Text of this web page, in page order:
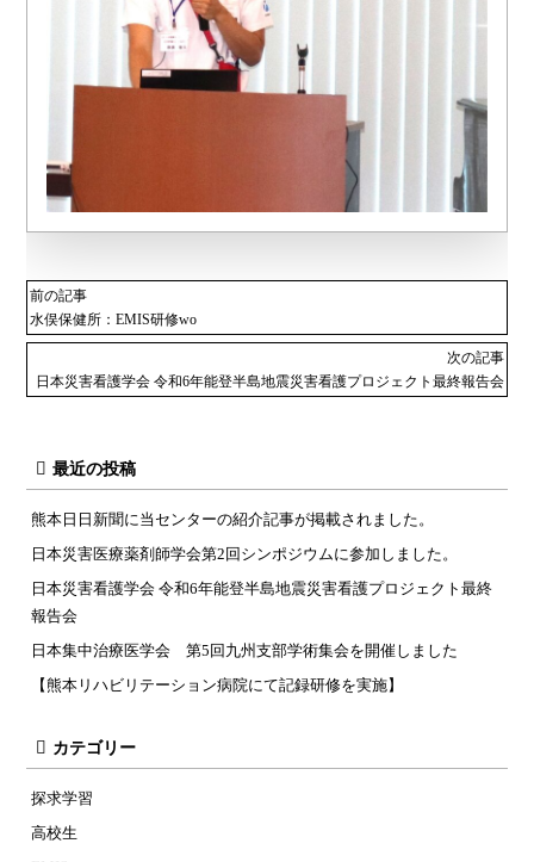
前の記事
水俣保健所：EMIS研修wo
次の記事
日本災害看護学会 令和6年能登半島地震災害看護プロジェクト最終報告会
最近の投稿
熊本日日新聞に当センターの紹介記事が掲載されました。
日本災害医療薬剤師学会第2回シンポジウムに参加しました。
日本災害看護学会 令和6年能登半島地震災害看護プロジェクト最終
報告会
日本集中治療医学会 第5回九州支部学術集会を開催しました
【熊本リハビリテーション病院にて記録研修を実施】
カテゴリー
探求学習
高校生